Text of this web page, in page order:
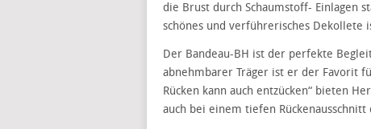
die Brust durch Schaumstoff- Einlagen
schönes und verführerisches Dekollete
Der Bandeau-BH ist der perfekte
abnehmbarer Träger ist er der Favorit
Rücken kann auch entzücken“ bieten
auch bei einem tiefen